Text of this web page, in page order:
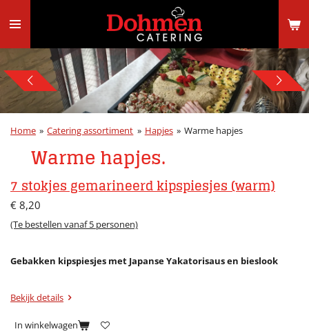
direct
hoofdinhoud
Home » Catering assortiment » Hapjes » Warme hapjes
Warme hapjes.
7 stokjes gemarineerd kipspiesjes (warm)
€ 8,20
(Te bestellen vanaf 5 personen)
Gebakken kipspiesjes met Japanse Yakatorisaus en bieslook
Bekijk details
In winkelwagen